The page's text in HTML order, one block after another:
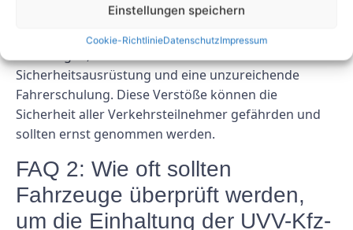
Einstellungen speichern
Cookie-RichtlinieDatenschutzImpressum
Zu den häufigen Verstößen gegen die UVV-Kfz-
Vorschriften zählen die unsachgemäße Wartung von
Sicherheitsausrüstung und eine unzureichende
Fahrerschulung. Diese Verstöße können die
Sicherheit aller Verkehrsteilnehmer gefährden und
sollten ernst genommen werden.
FAQ 2: Wie oft sollten
Fahrzeuge überprüft werden,
um die Einhaltung der UVV-Kfz-